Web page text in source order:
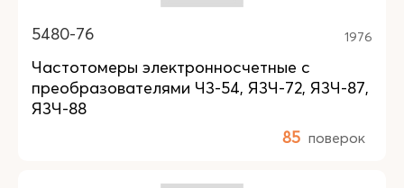
5480-76 1976
Частотомеры электронносчетные с
преобразователями Ч3-54, Я3Ч-72, Я3Ч-87,
Я3Ч-88
85 поверок